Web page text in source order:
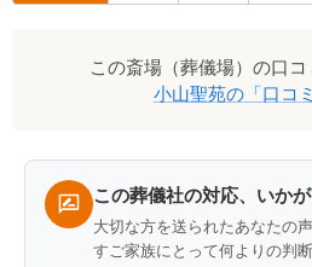
この斎場（葬儀場） の口コ
小山聖苑の「口コ
この葬儀社の対応、いか
大切な方を送られたあなたの
すご家族にとって何よりの判